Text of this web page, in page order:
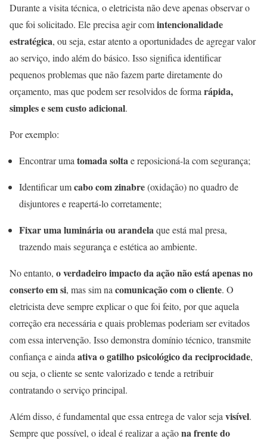
Durante a visita técnica, o eletricista não deve apenas observar o
que foi solicitado. Ele precisa agir comintencionalidade
estratégica, ou seja, estar atento a oportunidades de agregar valor
ao serviço, indo além do básico. Isso significa identificar
pequenos problemas que não fazem parte diretamente do
orçamento, mas que podem ser resolvidos de forma rápida,
simples e sem custo adicional.
Por exemplo:
Encontrar uma tomada soltae reposicioná-la com segurança;
Identificar umcabo com zinabre(oxidação) no quadro de
disjuntores e reapertá-lo corretamente;
Fixar uma luminária ou arandelaque está mal presa,
trazendo mais segurança e estética ao ambiente.
No entanto, o verdadeiro impacto da ação não está apenas no
conserto em si, mas sim na comunicação com o cliente. O
eletricista deve sempre explicar o que foi feito, por que aquela
correção era necessária e quais problemas poderiam ser evitados
com essa intervenção. Isso demonstra domínio técnico, transmite
confiança e ainda ativa o gatilho psicológico da reciprocidade,
ou seja, o cliente se sente valorizado e tende a retribuir
contratando o serviço principal.
Além disso, é fundamental que essa entrega de valor seja visível.
Sempre que possível, o ideal é realizar a açãona frente do